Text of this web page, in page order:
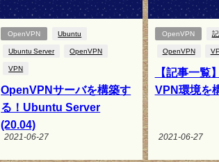
OpenVPN Ubuntu
Ubuntu Server OpenVPN
VPN
OpenVPNサーバを構築す
る！Ubuntu Server
(20.04)
2021-06-27
OpenVPN
OpenVPN
【記事一覧
VPN環境を
2021-06-27